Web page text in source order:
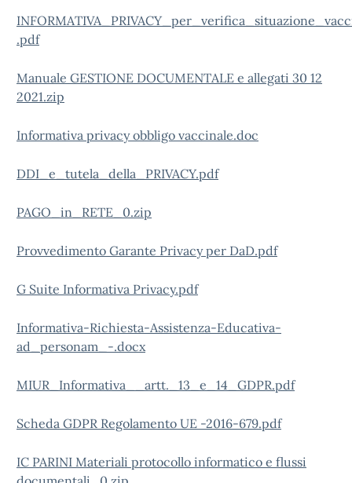
.pdf
Manuale GESTIONE DOCUMENTALE e allegati 30 12
2021.zip
Informativa privacy obbligo vaccinale.doc
DDI_e_tutela_della_PRIVACY.pdf
PAGO_in_RETE_0.zip
Provvedimento Garante Privacy per DaD.pdf
G Suite Informativa Privacy.pdf
Informativa-Richiesta-Assistenza-Educativa-
ad_personam_-.docx
MIUR_Informativa__artt._13_e_14_GDPR.pdf
Scheda GDPR Regolamento UE -2016-679.pdf
IC PARINI Materiali protocollo informatico e flussi